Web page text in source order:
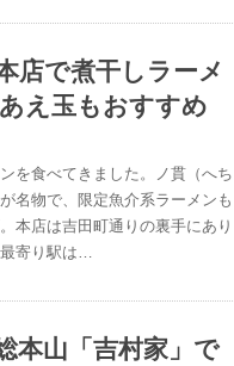
店で煮干しラーメ
え玉もおすすめ
を食べてきました。ノ貫（へち
名物で、限定魚介系ラーメンも
本店は吉田町通りの裏手にあり
最寄り駅は…
本山「吉村家」で